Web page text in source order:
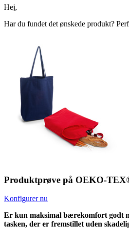
Hej,
Har du fundet det ønskede produkt?
Produktprøve på OEKO-
Konfigurer nu
Er kun maksimal bærekomfort godt
tasken, der er fremstillet uden